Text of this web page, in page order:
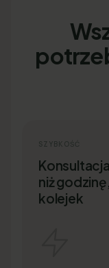
SZYBKOŚĆ
niż
kolejek